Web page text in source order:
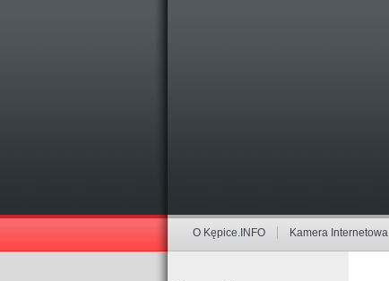
O Kępice.INFO Kamera Internetowa